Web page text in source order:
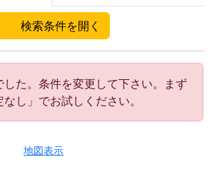
検索条件を開く
した。条件を変更して下さい。まず
し」でお試しください。
地図表示